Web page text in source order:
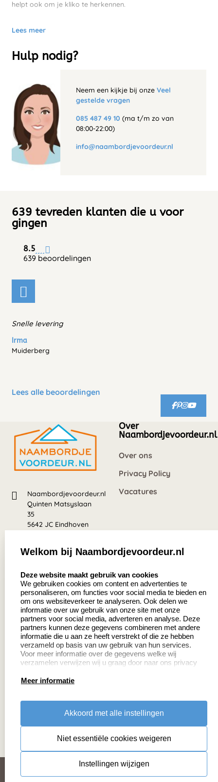
helpt ook om je kliko te herkennen.
Lees meer
Hulp nodig?
Neem een kijkje bij onze Veel
gestelde vragen
085 487 49 10 (ma t/m zo van
08:00-22:00)
info@naambordjevoordeur.nl
639 tevreden klanten die u voor
gingen
8.5
639 beoordelingen
Snelle levering
Irma
Muiderberg
Lees alle beoordelingen
Naambordjevoordeur.nl
Quinten Matsyslaan
35
5642 JC Eindhoven
639 beoordelingen
Over
Naambordjevoordeur.nl
Over ons
Privacy Policy
Vacatures
Zakelijk:
Aanvraag op maat
Cadeaubonnen
Klantenservice:
Contact
Veelgestelde vragen
Retourneren
handleidingen
algemene voorwaarden
disclaimer
Cookies resetten
Welkom bij Naambordjevoordeur.nl
Deze website maakt gebruik van cookies
We gebruiken cookies om content en advertenties te
personaliseren, om functies voor social media te bieden en
om ons websiteverkeer te analyseren. Ook delen we
informatie over uw gebruik van onze site met onze
partners voor social media, adverteren en analyse. Deze
partners kunnen deze gegevens combineren met andere
informatie die u aan ze heeft verstrekt of die ze hebben
verzameld op basis van uw gebruik van hun services.
Voor meer informatie over de gegevens welke wij
verzamelen verwijzen wij u graag door naar ons privacy
Meer informatie
Akkoord met alle instellingen
Niet essentiële cookies weigeren
Instellingen wijzigen